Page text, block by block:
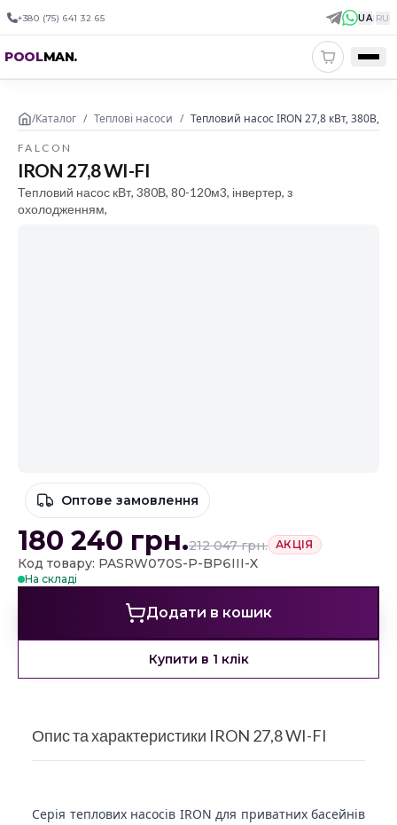
+380 (75) 641 32 65 UA| RU
POOLMAN.
/Каталог / Теплові насоси / Тепловий насос IRON 27,8 кВт, 380В,
FALCON
IRON 27,8 WI-FI
Тепловий насос кВт, 380В, 80-120м3, інвертер, з
охолодженням,
Оптове замовлення
180 240 грн.212 047грн. АКЦІЯ
Код товару: PASRW070S-P-BP6III-X
На складі
Додати в кошик
Купити в 1 клік
Опис та характеристики IRON 27,8 WI-FI
Серія теплових насосів IRON для приватних басейнів